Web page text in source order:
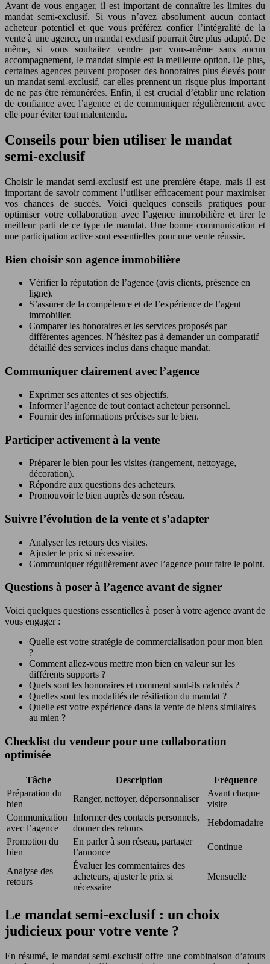
Avant de vous engager, il est important de connaître les limites du
mandat semi-exclusif. Si vous n’avez absolument aucun contact
acheteur potentiel et que vous préférez confier l’intégralité de la
vente à une agence, un mandat exclusif pourrait être plus adapté. De
même, si vous souhaitez vendre par vous-même sans aucun
accompagnement, le mandat simple est la meilleure option. De plus,
certaines agences peuvent proposer des honoraires plus élevés pour
un mandat semi-exclusif, car elles prennent un risque plus important
de ne pas être rémunérées. Enfin, il est crucial d’établir une relation
de confiance avec l’agence et de communiquer régulièrement avec
elle pour éviter tout malentendu.
Conseils pour bien utiliser le mandat
semi-exclusif
Choisir le mandat semi-exclusif est une première étape, mais il est
important de savoir comment l’utiliser efficacement pour maximiser
vos chances de succès. Voici quelques conseils pratiques pour
optimiser votre collaboration avec l’agence immobilière et tirer le
meilleur parti de ce type de mandat. Une bonne communication et
une participation active sont essentielles pour une vente réussie.
Bien choisir son agence immobilière
Vérifier la réputation de l’agence (avis clients, présence en
ligne).
S’assurer de la compétence et de l’expérience de l’agent
immobilier.
Comparer les honoraires et les services proposés par
différentes agences. N’hésitez pas à demander un comparatif
détaillé des services inclus dans chaque mandat.
Communiquer clairement avec l’agence
Exprimer ses attentes et ses objectifs.
Informer l’agence de tout contact acheteur personnel.
Fournir des informations précises sur le bien.
Participer activement à la vente
Préparer le bien pour les visites (rangement, nettoyage,
décoration).
Répondre aux questions des acheteurs.
Promouvoir le bien auprès de son réseau.
Suivre l’évolution de la vente et s’adapter
Analyser les retours des visites.
Ajuster le prix si nécessaire.
Communiquer régulièrement avec l’agence pour faire le point.
Questions à poser à l’agence avant de signer
Voici quelques questions essentielles à poser à votre agence avant de
vous engager :
Quelle est votre stratégie de commercialisation pour mon bien
?
Comment allez-vous mettre mon bien en valeur sur les
différents supports ?
Quels sont les honoraires et comment sont-ils calculés ?
Quelles sont les modalités de résiliation du mandat ?
Quelle est votre expérience dans la vente de biens similaires
au mien ?
Checklist du vendeur pour une collaboration
optimisée
Tâche Description
Fréquence
Préparation du
bien
Ranger, nettoyer, dépersonnaliser
Avant chaque
visite
Communication
avec l’agence
Informer des contacts personnels,
donner des retours
Hebdomadaire
Promotion du
bien
En parler à son réseau, partager
l’annonce
Continue
Analyse des
retours
Évaluer les commentaires des
acheteurs, ajuster le prix si
nécessaire
Mensuelle
Le mandat semi-exclusif : un choix
judicieux pour votre vente ?
En résumé, le mandat semi-exclusif offre une combinaison d’atouts